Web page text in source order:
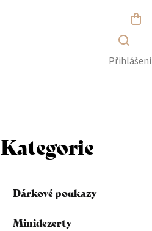
Přihlášení
oPřeskočit
kategorie
Kategorie
Dárkové poukazy
Minidezerty